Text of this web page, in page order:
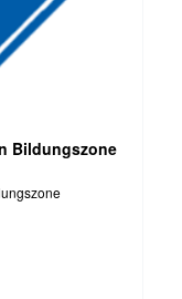
Bildungszone